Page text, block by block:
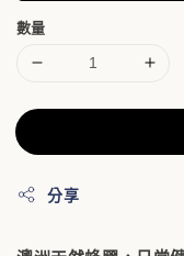
數量
分享